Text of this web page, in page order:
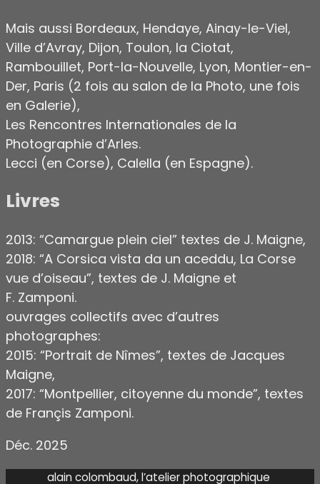
Mais aussi Bordeaux, Hendaye, Ainay-le-Viel,
Ville d’Avray, Dijon, Toulon, la Ciotat,
Rambouillet, Port-la-Nouvelle, Lyon, Montier-en-
Der, Paris (2 fois au salon de la Photo, une fois
en Galerie),
Les Rencontres Internationales de la
Photographie d’Arles.
Lecci (en Corse), Calella (en Espagne).
Livres
2013: “Camargue plein ciel” textes de J. Maigne,
2018: “A Corsica vista da un aceddu, La Corse
vue d’oiseau”, textes de J. Maigne et
F. Zamponi.
ouvrages collectifs avec d’autres
photographes:
2015: “Portrait de Nîmes”, textes de Jacques
Maigne,
2017: “Montpellier, citoyenne du monde”, textes
de Françis Zamponi.
Déc. 2025
alain colombaud, l’atelier photographique